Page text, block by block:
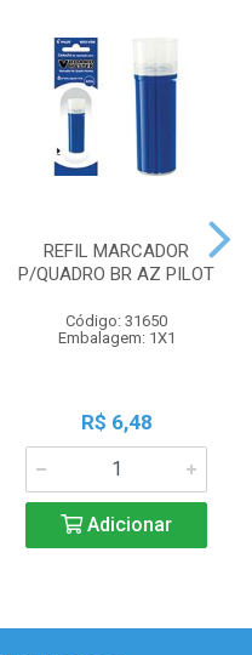
REFIL MARCADOR
P/QUADRO BR AZ PILOT
Código: 31650
Embalagem: 1X1
R$ 6,48
Adicionar